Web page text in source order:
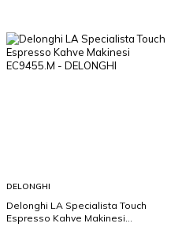
DELONGHI
Delonghi LA Specialista Touch
Espresso Kahve Makinesi